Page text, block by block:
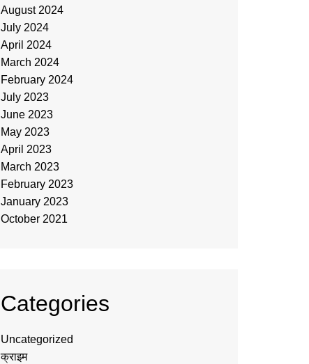
August 2024
July 2024
April 2024
March 2024
February 2024
July 2023
June 2023
May 2023
April 2023
March 2023
February 2023
January 2023
October 2021
Categories
Uncategorized
क्राइम